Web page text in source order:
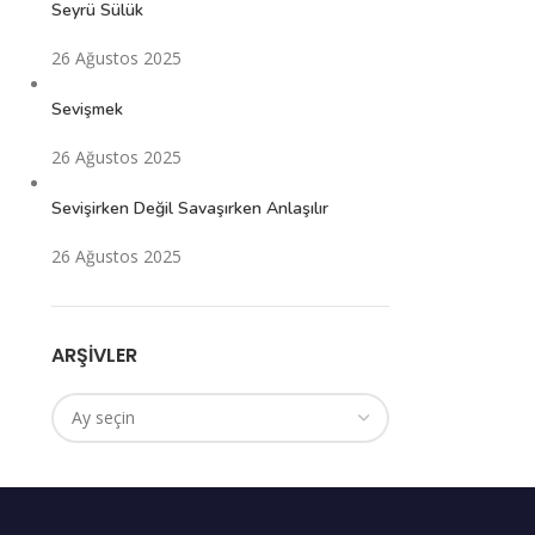
Seyrü Sülük
26 Ağustos 2025
Sevişmek
26 Ağustos 2025
Sevişirken Değil Savaşırken Anlaşılır
26 Ağustos 2025
ARŞIVLER